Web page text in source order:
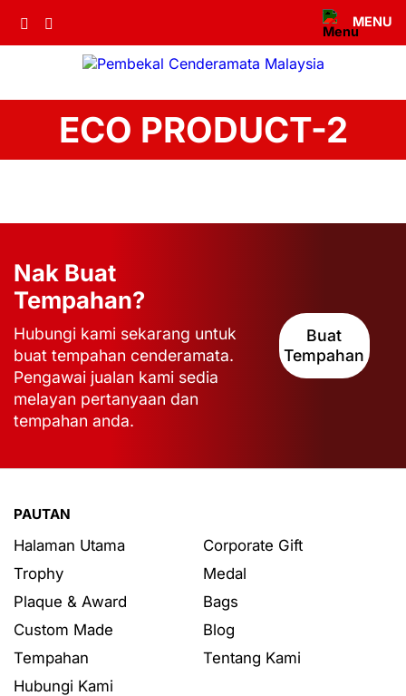
MENU
ECO PRODUCT-2
Nak Buat
Tempahan?
Hubungi kami sekarang untuk
buat tempahan cenderamata.
Pengawai jualan kami sedia
melayan pertanyaan dan
tempahan anda.
Buat
Tempahan
PAUTAN
Halaman Utama
Corporate Gift
Trophy
Medal
Plaque & Award
Bags
Custom Made
Blog
Tempahan
Tentang Kami
Hubungi Kami